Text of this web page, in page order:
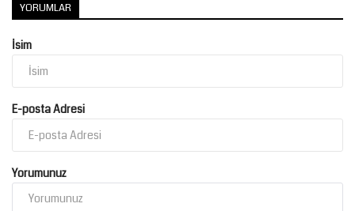
YORUMLAR
İsim
E-posta Adresi
Yorumunuz